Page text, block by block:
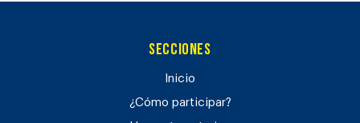
Secciones
Inicio
¿Cómo participar?